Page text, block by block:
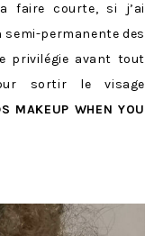
faire courte, si j’ai
permanente des
privilégie avant tout
sortir le visage
MAKEUP WHEN YOU